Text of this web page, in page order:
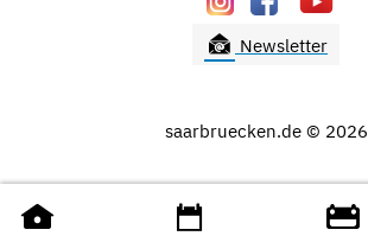
Newsletter
saarbruecken.de © 2026